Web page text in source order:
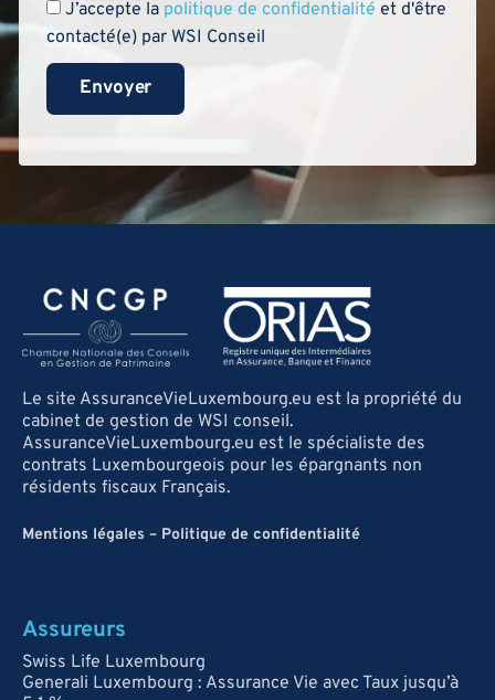
J’accepte la politique de confidentialité et d'être
contacté(e) par WSI Conseil
Envoyer
Le site AssuranceVieLuxembourg.eu est la propriété du
cabinet de gestion de WSI conseil.
AssuranceVieLuxembourg.eu est le spécialiste des
contrats Luxembourgeois pour les épargnants non
résidents fiscaux Français.
Mentions légales – Politique de confidentialité
Assureurs
Swiss Life Luxembourg
Generali Luxembourg : Assurance Vie avec Taux jusqu’à